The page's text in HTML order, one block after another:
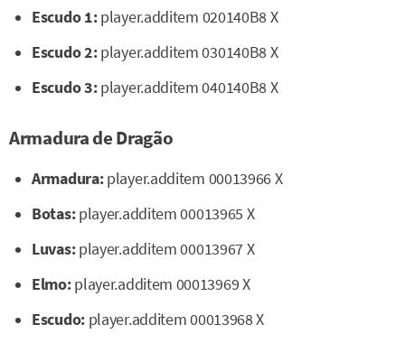
Escudo 1:player.additem 020140B8 X
Escudo 2:player.additem 030140B8 X
Escudo 3:player.additem 040140B8 X
Armadura de Dragão
Armadura:player.additem 00013966 X
Botas:player.additem 00013965 X
Luvas:player.additem 00013967 X
Elmo:player.additem 00013969 X
Escudo:player.additem 00013968 X